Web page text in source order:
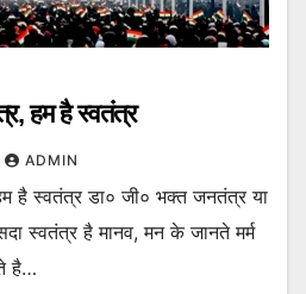
हम है स्वतंत्र
ADMIN
है स्वतंत्र डा० जी० भक्त जनतंत्र या
स्वतंत्र है मानव, मन के जानते मर्म
है…